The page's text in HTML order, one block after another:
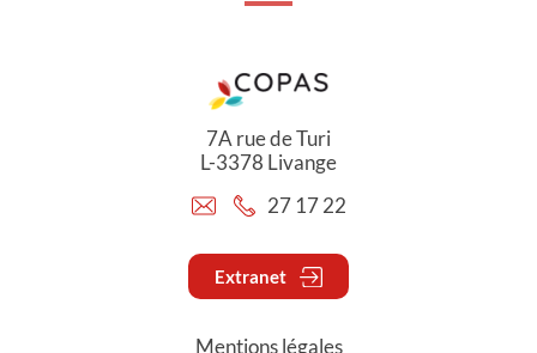
7A rue de Turi
L-3378 Livange
27 17 22
Extranet
Mentions légales